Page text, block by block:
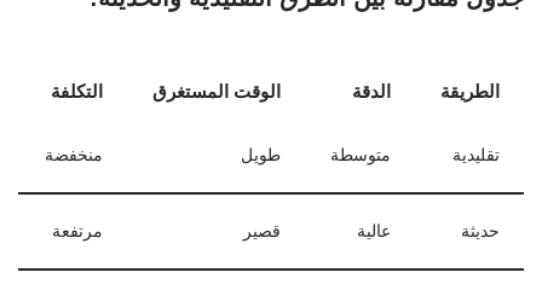
الطريقة الدقة الوقت المستغرق التكلفة
تقليدية متوسطة طويل منخفضة
حديثة عالية قصير مرتفعة